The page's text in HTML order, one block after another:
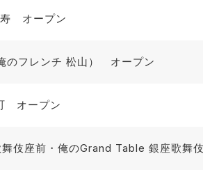
オープン
のフレンチ 松山） オープン
オープン
伎座前・俺のGrand Table 銀座歌舞